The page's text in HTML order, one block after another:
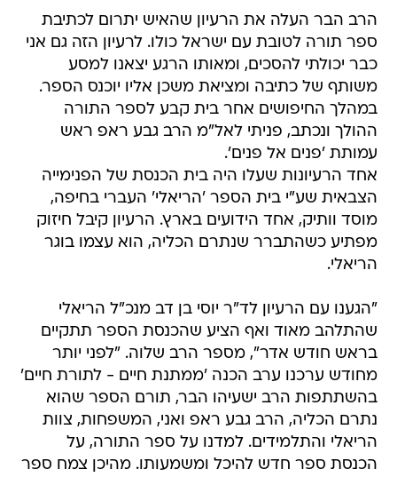
הרב הבר העלה את הרעיון שהאיש יתרום לכתיבת
ספר תורה לטובת עם ישראל כולו. לרעיון הזה גם אני
כבר יכולתי להסכים, ומאותו הרגע יצאנו למסע
משותף של כתיבה ומציאת משכן אליו יוכנס הספר.
במהלך החיפושים אחר בית קבע לספר התורה
ההולך ונכתב, פניתי לאל"מ הרב גבע ראפ ראש
עמותת 'פנים אל פנים'.
אחד הרעיונות שעלו היה בית הכנסת של הפנימייה
הצבאית שע"י בית הספר 'הריאלי' העברי בחיפה,
מוסד וותיק, אחד הידועים בארץ. הרעיון קיבל חיזוק
מפתיע כשהתברר שנתרם הכליה, הוא עצמו בוגר
הריאלי.
"הגענו עם הרעיון לד"ר יוסי בן דב מנכ"ל הריאלי
שהתלהב מאוד ואף הציע שהכנסת הספר תתקיים
בראש חודש אדר", מספר הרב שלוה. "לפני יותר
מחודש ערכנו ערב הכנה 'ממתנת חיים - לתורת חיים'
בהשתתפות הרב ישעיהו הבר, תורם הספר שהוא
נתרם הכליה, הרב גבע ראפ ואני, המשפחות, צוות
הריאלי והתלמידים. למדנו על ספר התורה, על
הכנסת ספר חדש להיכל ומשמעותו. מהיכן צמח ספר